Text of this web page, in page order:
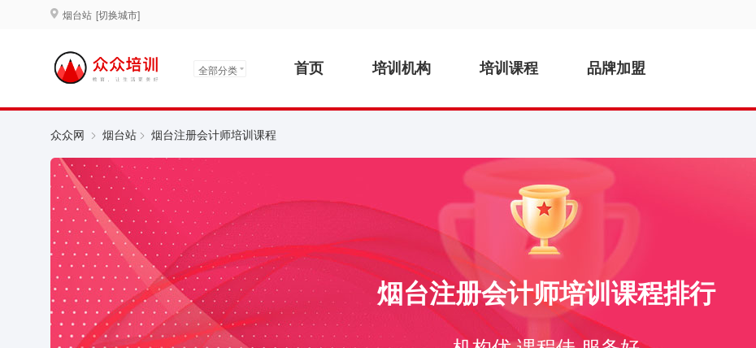
烟台站 [切换城市]
全部分类 首页 培训机构 培训课程 品牌加盟
众众网 烟台站 烟台注册会计师培训课程
烟台注册会计师培训课程排行